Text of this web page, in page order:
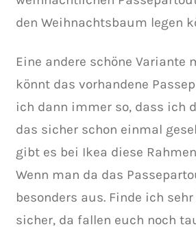
den Weihnachtsbaum legen
Eine andere schöne
könnt das vorhandene
ich dann immer so, dass ich
das sicher schon einmal
gibt es bei Ikea diese
Wenn man da das
besonders aus. Finde ich
sicher, da fallen euch noch